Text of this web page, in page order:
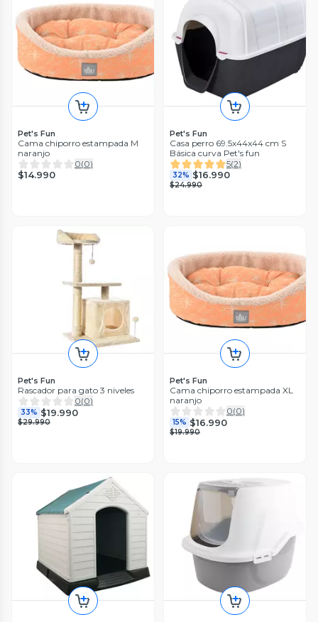
Pet's Fun
Cama chiporro estampada M
naranjo
0(0)
$14.990
Pet's Fun
Casa perro 69.5x44x44 cm S
Básica curva Pet's fun
5(2)
32% $16.990
$24.990
Pet's Fun
Rascador para gato 3 niveles
0(0)
33% $19.990
$29.990
Pet's Fun
Cama chiporro estampada XL
naranjo
0(0)
15% $16.990
$19.990